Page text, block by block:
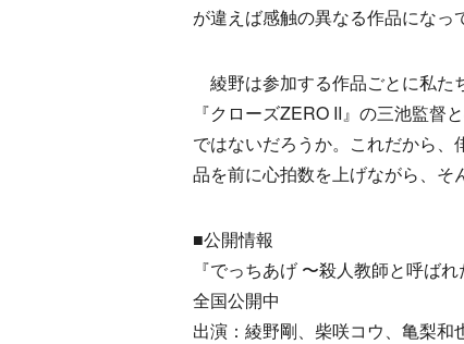
が違えば感触の異なる作品になっ
綾野は参加する作品ごとに私た
『クローズZERO II』の三池監督
ではないだろうか。これだから
品を前に心拍数を上げながら、そ
■公開情報
『でっちあげ 〜殺人教師と呼ばれ
全国公開中
出演：綾野剛、柴咲コウ、亀梨